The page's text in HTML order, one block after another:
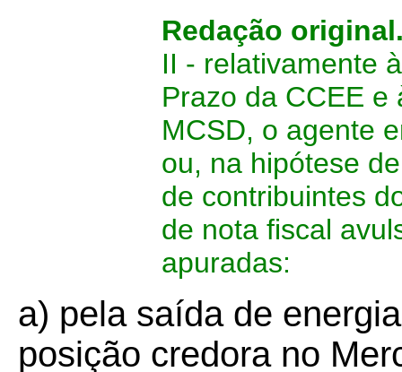
Redação
II - relativamente
Prazo da CCEE e
MCSD, o agente
ou, na hipótese
de contribuintes
de nota fiscal
apuradas:
a) pela saída de
posição credora no